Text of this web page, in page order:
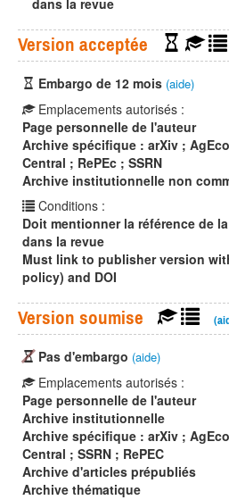
dans la revue
Version acceptée
Embargo de 12 mois (aide)
Emplacements autorisés :
Page personnelle de l'auteur
Archive spécifique : arXiv ;
Central ; RePEc ; SSRN
Archive institutionnelle non
Conditions :
Doit mentionner la référence de
dans la revue
Must link to publisher version
policy) and DOI
Version soumise
Pas d'embargo (aide)
Emplacements autorisés :
Page personnelle de l'auteur
Archive institutionnelle
Archive spécifique : arXiv ;
Central ; SSRN ; RePEC
Archive d'articles prépubliés
Archive thématique